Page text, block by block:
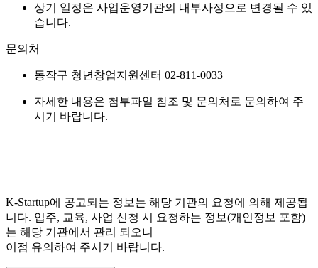
상기 일정은 사업운영기관의 내부사정으로 변경될 수 있
습니다.
문의처
동작구 청년창업지원센터 02-811-0033
자세한 내용은 첨부파일 참조 및 문의처로 문의하여 주
시기 바랍니다.
K-Startup에 공고되는 정보는 해당 기관의 요청에 의해 제공됩
니다. 입주, 교육, 사업 신청 시 요청하는 정보(개인정보 포함)
는 해당 기관에서 관리 되오니
이점 유의하여 주시기 바랍니다.